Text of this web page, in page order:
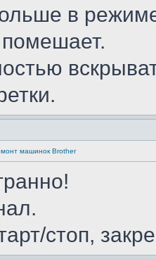
в
машинок Brother
стоп,